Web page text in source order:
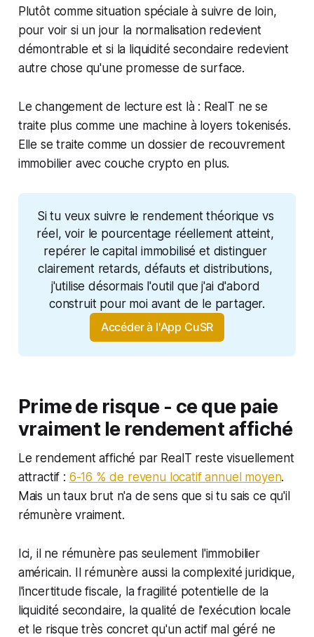
Plutôt comme situation spéciale à suivre de loin,
pour voir si un jour la normalisation redevient
démontrable et si la liquidité secondaire redevient
autre chose qu'une promesse de surface.
Le changement de lecture est là : RealT ne se
traite plus comme une machine à loyers tokenisés.
Elle se traite comme un dossier de recouvrement
immobilier avec couche crypto en plus.
Si tu veux suivre le rendement théorique vs
réel, voir le pourcentage réellement atteint,
repérer le capital immobilisé et distinguer
clairement retards, défauts et distributions,
j'utilise désormais l'outil que j'ai d'abord
construit pour moi avant de le partager.
Accéder à l'App CuSR
Prime de risque - ce que paie
vraiment le rendement affiché
Le rendement affiché par RealT reste visuellement
attractif : 6-16 % de revenu locatif annuel moyen.
Mais un taux brut n'a de sens que si tu sais ce qu'il
rémunère vraiment.
Ici, il ne rémunère pas seulement l'immobilier
américain. Il rémunère aussi la complexité juridique,
l'incertitude fiscale, la fragilité potentielle de la
liquidité secondaire, la qualité de l'exécution locale
et le risque très concret qu'un actif mal géré ne